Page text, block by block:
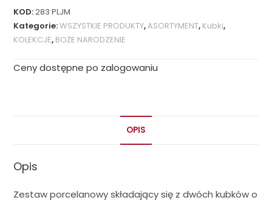
KOD:283 PLJM
Kategorie:WSZYSTKIE PRODUKTY,ASORTYMENT, Kubki,
KOLEKCJE, BOŻE NARODZENIE
Ceny dostępne po zalogowaniu
OPIS
Opis
Zestaw porcelanowy składający się z dwóch kubków o